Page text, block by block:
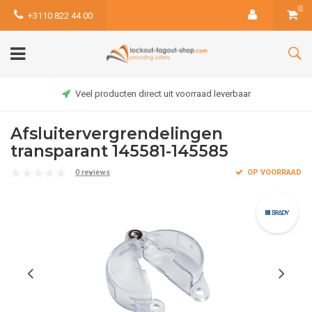
+3110 822 44 00
0
Veel producten direct uit voorraad leverbaar
Afsluitervergrendelingen
transparant 145581-145585
0 reviews OP VOORRAAD